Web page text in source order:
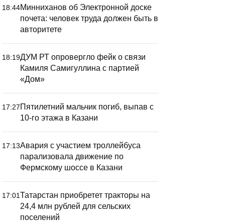
18:44Минниханов об Электронной доске
почета: человек труда должен быть в
авторитете
18:19ДУМ РТ опровергло фейк о связи
Камиля Самигуллина с партией
«Дом»
17:27Пятилетний мальчик погиб, выпав с
10-го этажа в Казани
17:13Авария с участием троллейбуса
парализовала движение по
Фермскому шоссе в Казани
17:01Татарстан приобретет тракторы на
24,4 млн рублей для сельских
поселений